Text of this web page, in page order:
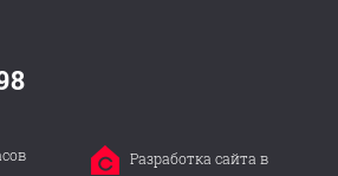
Разработка сайта в